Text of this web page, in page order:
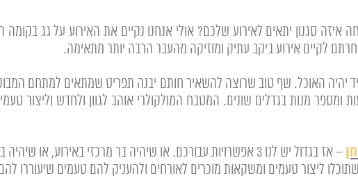
לקיים אירוע ביקב עתיק ומוזיקה מהעבר הרבה יותר מתאימה.
יהיה האוכל. שף טוב שרוצה להשאיר חותם יבנה תפריט שמתאים למתחם
ומספר מנות בגדלים שונים. המטבח המולקולרי אוהב לגוון ולחדש וליצור
– אז בגדול יש לנו 3 אפשרויות עבורכם. או שיהיה בר מרכזי
ליצור טעמים ומשקאות מוכרים לאורחים ולהעניק להם טעמים שיעוררו